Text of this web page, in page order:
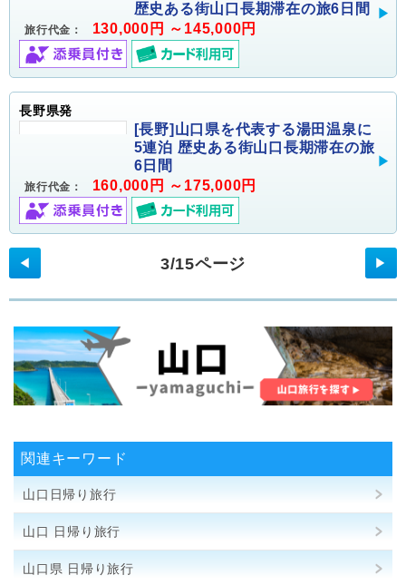
歴史ある街山口長期滞在の旅6日間
旅行代金： 130,000円 ～145,000円
長野県発
[長野]山口県を代表する湯田温泉に
5連泊 歴史ある街山口長期滞在の旅
6日間
旅行代金： 160,000円 ～175,000円
3/15ページ
◀ ▶
関連キーワード
山口日帰り旅行
山口 日帰り旅行
山口県 日帰り旅行